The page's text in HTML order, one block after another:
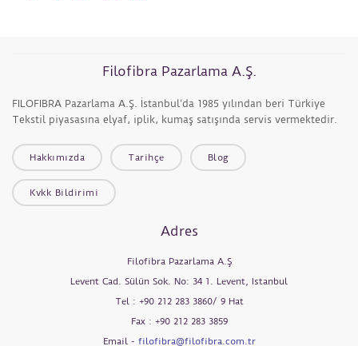
Filofibra Pazarlama A.Ş.
FILOFIBRA Pazarlama A.Ş. İstanbul’da 1985 yılından beri Türkiye
Tekstil piyasasına elyaf, iplik, kumaş satışında servis vermektedir.
Hakkımızda Tarihçe Blog
Kvkk Bildirimi
Adres
Filofibra Pazarlama A.Ş
Levent Cad. Sülün Sok. No: 34 1. Levent, Istanbul
Tel : +90 212 283 3860/ 9 Hat
Fax : +90 212 283 3859
Email - filofibra@filofibra.com.tr